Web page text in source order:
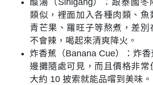
酸湯（Sinigang）：跟泰國冬
類似，裡面加入各種肉類、魚
青芒果、羅旺子等熬煮，差別
不會辣，喝起來清爽降火。
炸香蕉（Banana Cue）：炸
邊攤隨處可見，而且價格非常
大約 10 披索就能品嚐到美味。